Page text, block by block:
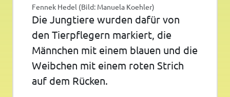
Fennek Hedel (Bild: Manuela Koehler)
Die Jungtiere wurden dafür von
den Tierpflegern markiert, die
Männchen mit einem blauen und die
Weibchen mit einem roten Strich
auf dem Rücken.